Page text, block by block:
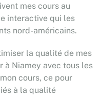
mes cours au
interactive qui les
nord-américains.
la qualité de mes
à Niamey avec tous les
cours, ce pour
à la qualité